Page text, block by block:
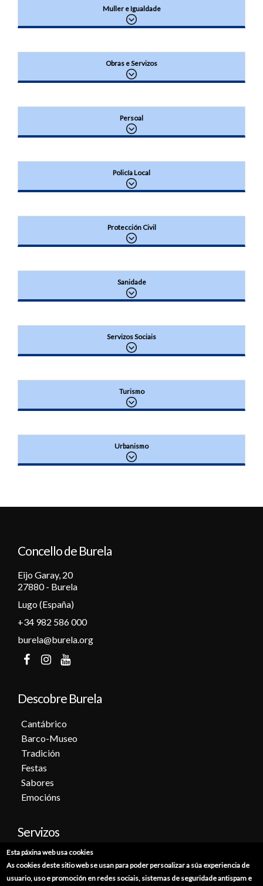
Muller e Igualdade
Obras e Servizos
Persoal
Policía Local
Protección Civil
Sanidade
Servizos Sociais
Turismo
Urbanismo
Concello de Burela
Eijo Garay, 20
27880 - Burela
Lugo (España)
+34 982 586 000
burela@burela.org
Descobre Burela
Cantábrico
Barco-Museo
Tradición
Festas
Sabores
Emocións
Servizos
Cita previa
Sede electrónica
Esta páxina web usa cookies
As cookies deste sitio web se usan para poder persoalizar a súa experiencia de
usuario, uso e promoción en redes sociais, sistemas de seguridade antispam e